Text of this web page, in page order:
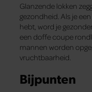
Glanzende lokken
gezondheid. Als je
hebt, word je
een doffe coupe
mannen worden
vruchtbaarheid.
Bijpunten